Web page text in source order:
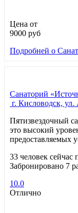
Цена от
9000 руб
Подробней о
Санаторий
г. Кисловодск, ул.
Пятизвездочный
это высокий
предоставляемых
33 человек сейчас
Забронировано 7
10.0
Отлично